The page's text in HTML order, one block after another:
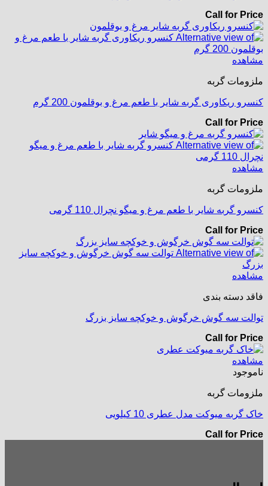
Call for Price
مشاهده
ملزومات گربه
کنسرو ریکاوری گربه شایر با طعم مرغ و بوقلمون 200 گرم
Call for Price
مشاهده
ملزومات گربه
کنسرو گربه شایر با طعم مرغ و میگو نچرال 110 گرمی
Call for Price
مشاهده
فاقد دسته بندی
توالت سه گوش خرگوش و خوکچه سایز بزرگ
Call for Price
مشاهده
ناموجود
ملزومات گربه
خاک گربه میوکت مدل عطری 10 کیلویی
Call for Price